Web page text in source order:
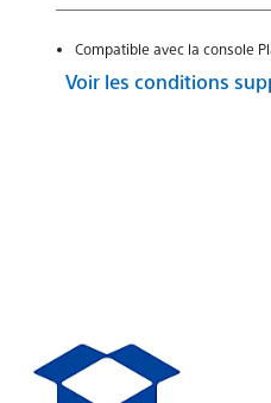
Compatible avec la console
Voir les conditions